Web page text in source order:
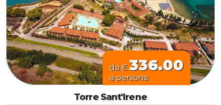
da €336.00
a persona
Torre Sant'Irene